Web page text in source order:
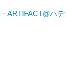
ARTIFACT@ハテ